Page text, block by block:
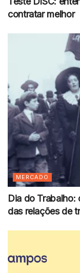
contratar melhor
MERCADO
Dia do Trabalho:
das relações de